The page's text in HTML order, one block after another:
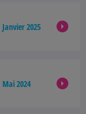
Janvier 2025
Mai 2024